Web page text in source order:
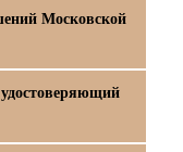
Московской